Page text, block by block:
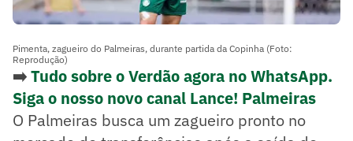
Pimenta, zagueiro do Palmeiras, durante partida da Copinha (Foto:
Reprodução)
➡️Tudo sobre o Verdão agora no WhatsApp.
Siga o nosso novo canal Lance! Palmeiras
O Palmeiras busca um zagueiro pronto no